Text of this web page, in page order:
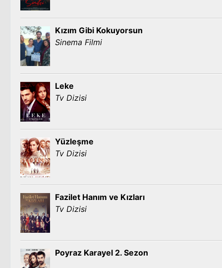
Kızım Gibi Kokuyorsun
Sinema Filmi
Leke
Tv Dizisi
Yüzleşme
Tv Dizisi
Fazilet Hanım ve Kızları
Tv Dizisi
Poyraz Karayel 2. Sezon